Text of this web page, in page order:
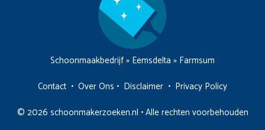
Schoonmaakbedrijf» Eemsdelta » Farmsum
Contact • Over Ons • Disclaimer • Privacy Policy
© 2026 schoonmakerzoeken.nl • Alle rechten voorbehouden